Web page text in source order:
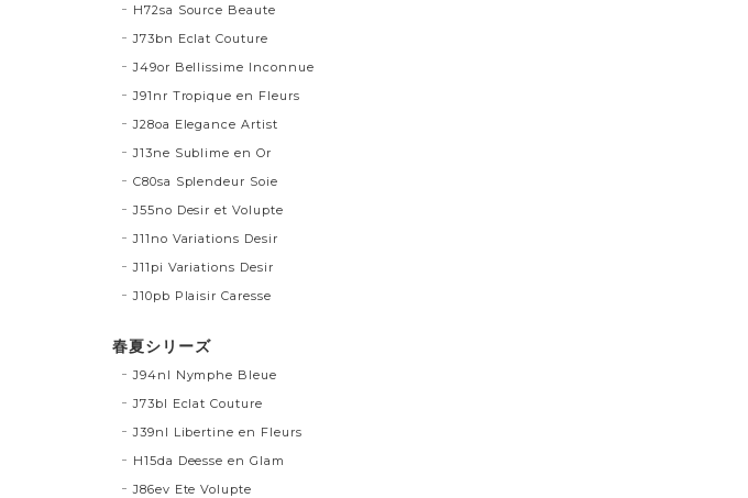
H72sa Source Beaute
J73bn Eclat Couture
J49or Bellissime Inconnue
J91nr Tropique en Fleurs
J28oa Elegance Artist
J13ne Sublime en Or
C80sa Splendeur Soie
J55no Desir et Volupte
J11no Variations Desir
J11pi Variations Desir
J10pb Plaisir Caresse
春夏シリーズ
J94nl Nymphe Bleue
J73bl Eclat Couture
J39nl Libertine en Fleurs
H15da Deesse en Glam
J86ev Ete Volupte